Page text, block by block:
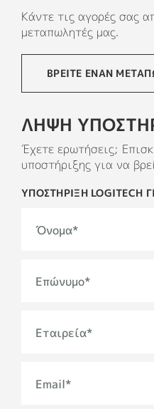
περιλαμβάνουν
πλαστικό που
ηλεκτρονικές
αποτύπωμα
ΣΧΕΤΙΚΑ ΜΕ ΤΟ
Κάντε τις αγορές σας
μεταπωλητές μας.
ΒΡΕΙΤΕ ΕΝΑΝ
ΛΗΨΗ
Έχετε ερωτήσεις;
υποστήριξης για να
ΥΠΟΣΤΗΡΙΞΗ LOGITECH
Όνομα*
Επώνυμο*
Εταιρεία*
Email*